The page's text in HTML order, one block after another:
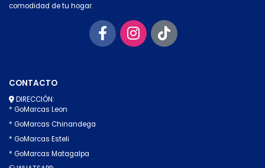
comodidad de tu hogar.
CONTACTO
DIRECCIÓN:
* GoMarcas Leon
* GoMarcas Chinandega
* GoMarcas Esteli
* GoMarcas Matagalpa